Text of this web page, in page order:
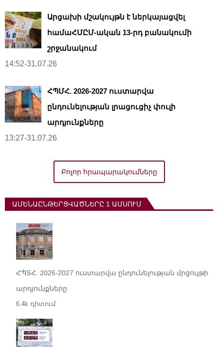
Արցախի մշակույթն է ներկայացվել
համաՀՄԸՄ-ական 13-րդ բանակումի
շրջանակում
14:52-31.07.26
ՀՊՄՀ. 2026-2027 ուստարվա
ընդունելության լրացուցիչ փուլի
արդյունքները
13:27-31.07.26
Բոլոր հրապարակումները
ԱՄԵՆԱԸՆԹԵՐՑՎԱԾՆԵՐԸ 1 ԱՄՍՈՒՄ
ՀՊՏՀ. 2026-2027 ուստարվա ընդունելության մրցույթի
արդյունքները
6.4k դիտում